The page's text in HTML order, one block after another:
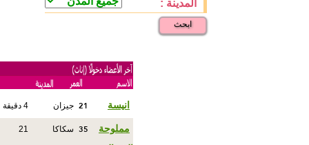
المدينة :
ابحث
انيسة 21 جيزان 4 دقيقة
مملوحة
35 سكاكا 21